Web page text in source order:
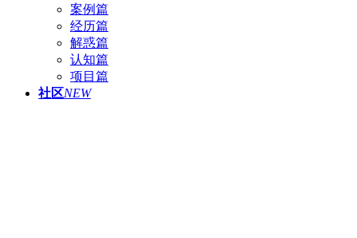
案例篇
经历篇
解惑篇
认知篇
项目篇
社区NEW